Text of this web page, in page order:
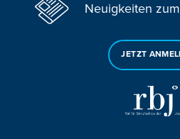
Neuigkeiten
JETZT